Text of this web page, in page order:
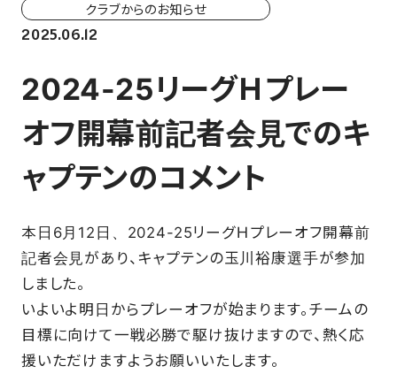
各座席について
FAN CLUB
マイページはこちら
CSR
SCHOOL
クラブからのお知らせ
2025.06.12
2024-25リーグＨプレー
オフ開幕前記者会見でのキ
ャプテンのコメント
本日6月12日、2024-25リーグＨプレーオフ開幕前
記者会見があり、キャプテンの玉川裕康選手が参加
しました。
いよいよ明日からプレーオフが始まります。チームの
目標に向けて一戦必勝で駆け抜けますので、熱く応
援いただけますようお願いいたします。